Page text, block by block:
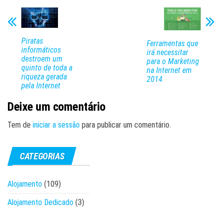
Piratas
informáticos
destroem um
quinto de toda a
riqueza gerada
pela Internet
Ferramentas que
irá necessitar
para o Marketing
na Internet em
2014
Deixe um comentário
Tem de iniciar a sessão para publicar um comentário.
CATEGORIAS
Alojamento (109)
Alojamento Dedicado (3)